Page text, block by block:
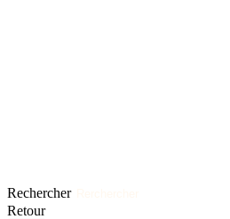
Rechercher
Retour